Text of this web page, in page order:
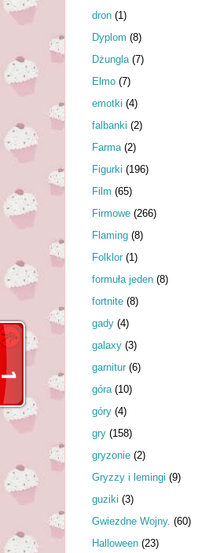
dron (1)
Dyplom (8)
Dżungla (7)
Elmo (7)
emotki (4)
falbanki (2)
Farma (2)
Figurki (196)
Film (65)
Firmowe (266)
Flaming (8)
Folklor (1)
formuła jeden (8)
fortnite (8)
gady (4)
galaxy (3)
garnitur (6)
góra (10)
góry (4)
gry (158)
gryzonie (2)
Gryzzy i lemingi (9)
guziki (3)
Gwiezdne Wojny. (60)
Halloween (23)